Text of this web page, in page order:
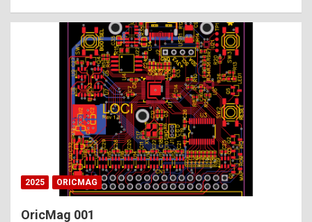
e
b
e
s
t
p
h
o
n
y
2025 ORICMAG
OricMag 001